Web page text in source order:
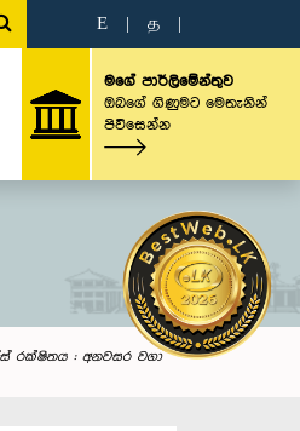
E த
මගේ පාර්ලිමේන්තුව
ඔබගේ ගිණුමට මෙතැනින්
පිවිසෙන්න
රක්ෂිතය : අනවසර වගා